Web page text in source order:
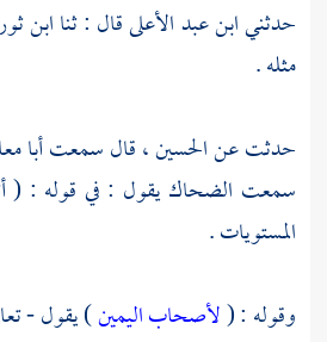
حدثنيابن عبد الأعلىقال : ثناابن
مثله .
حدثت عنالحسين، قال سمعتأبا
سمعت الضحاكيقول : في قوله : (
المستويات .
وقوله : (لأصحاب اليمين) يقول -